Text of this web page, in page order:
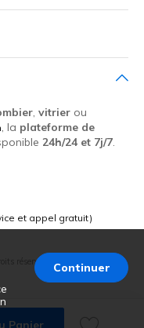
Continuer
Panier
, vitrier ou
, la plateforme de
24h/24 et 7j/7.
et appel gratuit)
réservés